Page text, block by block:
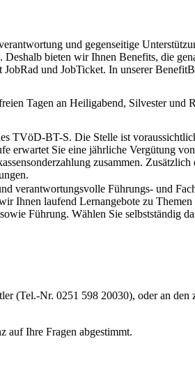
und gegenseitige
bieten wir Ihnen Benefits, die
und JobTicket. In unserer
Tagen an Heiligabend, Silvester und
TVöD-BT-S. Die Stelle ist
erwartet Sie eine jährliche Vergütung
zusammen. Zusätzlich
verantwortungsvolle Führungs- und
Ihnen laufend Lernangebote zu Themen
Führung. Wählen Sie selbstständig
(Tel.-Nr. 0251 598 20030), oder an den
auf Ihre Fragen abgestimmt.